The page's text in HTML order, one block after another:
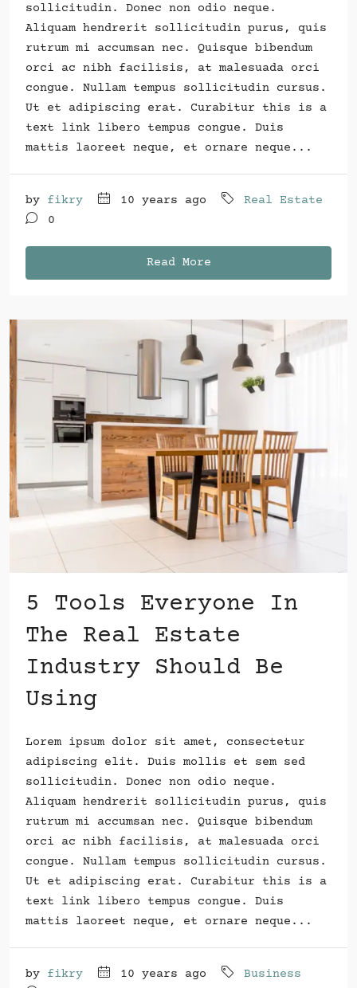
sollicitudin. Donec non odio neque.
Aliquam hendrerit sollicitudin purus, quis
rutrum mi accumsan nec. Quisque bibendum
orci ac nibh facilisis, at malesuada orci
congue. Nullam tempus sollicitudin cursus.
Ut et adipiscing erat. Curabitur this is a
text link libero tempus congue. Duis
mattis laoreet neque, et ornare neque...
by fikry 10 years ago
Real Estate
0
Read More
5 Tools Everyone In
The Real Estate
Industry Should Be
Using
Lorem ipsum dolor sit amet, consectetur
adipiscing elit. Duis mollis et sem sed
sollicitudin. Donec non odio neque.
Aliquam hendrerit sollicitudin purus, quis
rutrum mi accumsan nec. Quisque bibendum
orci ac nibh facilisis, at malesuada orci
congue. Nullam tempus sollicitudin cursus.
Ut et adipiscing erat. Curabitur this is a
text link libero tempus congue. Duis
mattis laoreet neque, et ornare neque...
by fikry 10 years ago
Business